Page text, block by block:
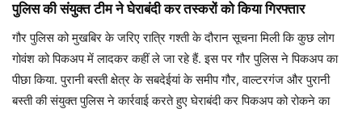
पुलिस की संयुक्त टीम ने घेराबंदी कर तस्करों को किया गिरफ्तार
गौर पुलिस को मुखबिर के जरिए रात्रि गश्ती के दौरान सूचना मिली कि कुछ लोग
गोवंश को पिकअप में लादकर कहीं ले जा रहे हैं. इस पर गौर पुलिस ने पिकअप का
पीछा किया. पुरानी बस्ती क्षेत्र के सबदेईयां के समीप गौर, वाल्टरगंज और पुरानी
बस्ती की संयुक्त पुलिस ने कार्रवाई करते हुए घेराबंदी कर पिकअप को रोकने का